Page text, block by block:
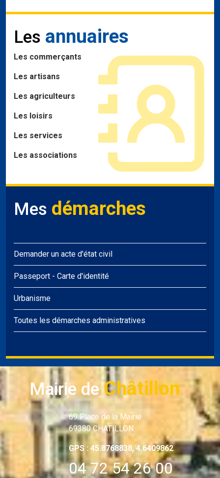
Les annuaires
Les commerçants
Les artisans
Les agriculteurs
Les loisirs
Les services
Les associations
Mes démarches
Demander un acte d'état civil
Passeport - Carte d'identité
Urbanisme
Toutes les démarches administratives
Mairie deChâtillon
69 Place de la Mairie
69380 CHATILLON
GPS : 45.8768838, 4.6409862
04 72 54 26 00